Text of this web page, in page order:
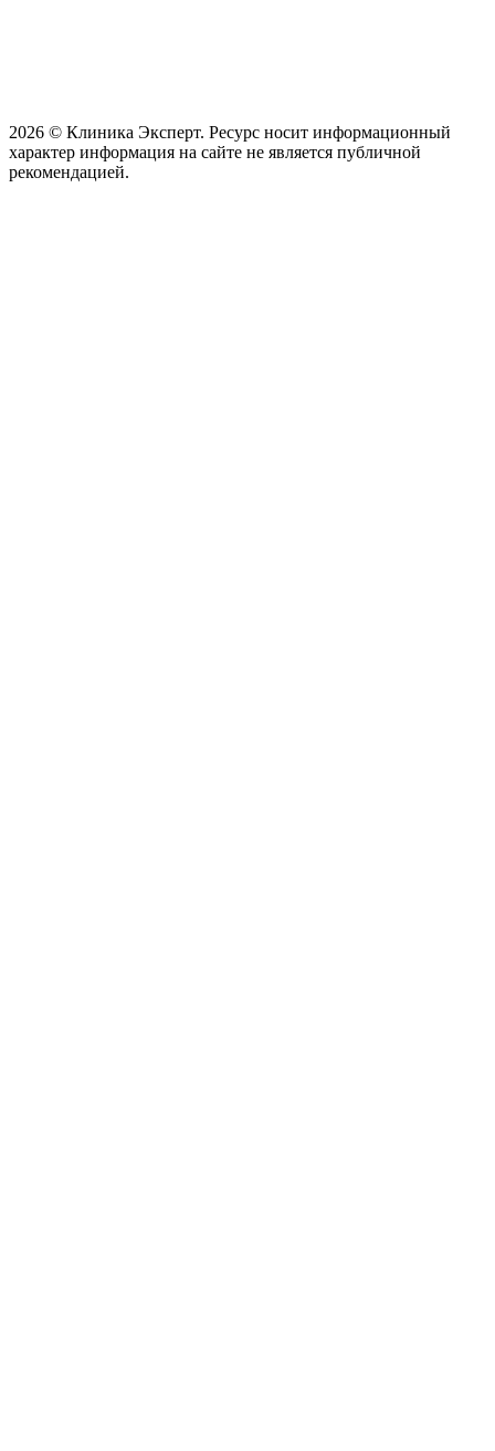
2026 © Клиника Эксперт. Ресурс носит информационный
характер информация на сайте не является публичной
рекомендацией.